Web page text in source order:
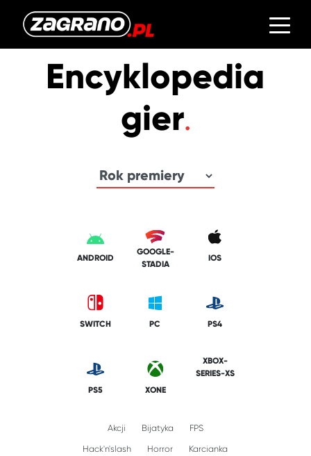
Encyklopedia
gier
ANDROID
GOOGLE-
STADIA
IOS
SWITCH PC PS4
PS5 XONE
XBOX-
SERIES-XS
Akcji Bijatyka FPS
Hack'n'slash Horror Karcianka